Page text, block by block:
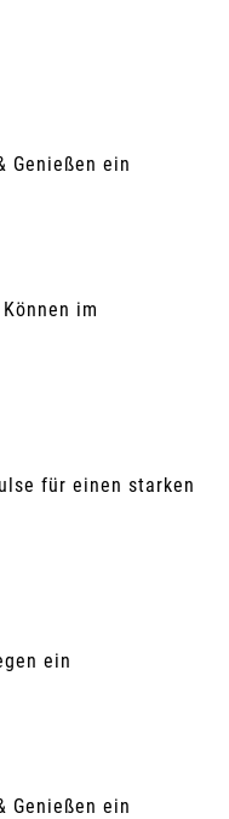
Genießen ein
im
für einen starken
ein
Genießen ein